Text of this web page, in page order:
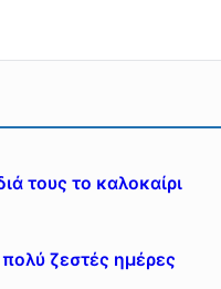
τους το καλοκαίρι
ζεστές ημέρες